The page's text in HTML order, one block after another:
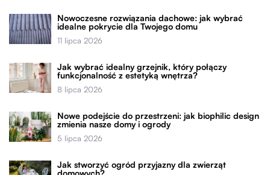
Nowoczesne rozwiązania dachowe: jak wybrać
idealne pokrycie dla Twojego domu
11 lipca 2026
Jak wybrać idealny grzejnik, który połączy
funkcjonalność z estetyką wnętrza?
8 lipca 2026
Nowe podejście do przestrzeni: jak biophilic design
zmienia nasze domy i ogrody
5 lipca 2026
Jak stworzyć ogród przyjazny dla zwierząt